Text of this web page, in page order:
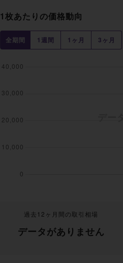
1枚あたりの価格動向
全期間 1週間 1ヶ月 3ヶ月
過去12ヶ月間の取引相場
データがありません